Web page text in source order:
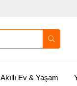
Akıllı Ev & Yaşam